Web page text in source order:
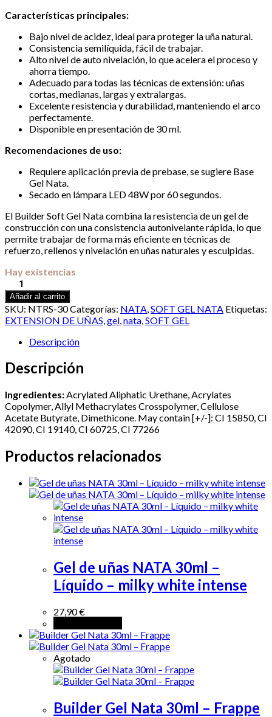
Características principales:
Bajo nivel de acidez, ideal para proteger la uña natural.
Consistencia semilíquida, fácil de trabajar.
Alto nivel de auto nivelación, lo que acelera el proceso y
ahorra tiempo.
Adecuado para todas las técnicas de extensión: uñas
cortas, medianas, largas y extralargas.
Excelente resistencia y durabilidad, manteniendo el arco
perfectamente.
Disponible en presentación de 30 ml.
Recomendaciones de uso:
Requiere aplicación previa de prebase, se sugiere Base
Gel Nata.
Secado en lámpara LED 48W por 60 segundos.
El Builder Soft Gel Nata combina la resistencia de un gel de
construcción con una consistencia autonivelante rápida, lo que
permite trabajar de forma más eficiente en técnicas de
refuerzo, rellenos y nivelación en uñas naturales y esculpidas.
Hay existencias
Builder
Soft
Gel
Nata
30ml
cantidad
Añadir al carrito
SKU: NTRS-30Categorías: NATA SOFT GEL NATA Etiquetas:
EXTENSION DE UÑAS gel nata SOFT GEL
Descripción
Descripción
Ingredientes:Acrylated Aliphatic Urethane, Acrylates
Copolymer, Allyl Methacrylates Crosspolymer, Cellulose
Acetate Butyrate, Dimethicone. May contain [+/-]: CI 15850, CI
42090, CI 19140, CI 60725, CI 77266
Productos relacionados
Gel de uñas NATA 30ml –
Líquido – milky white intense
27,90€
Agotado
Builder Gel Nata 30ml – Frappe